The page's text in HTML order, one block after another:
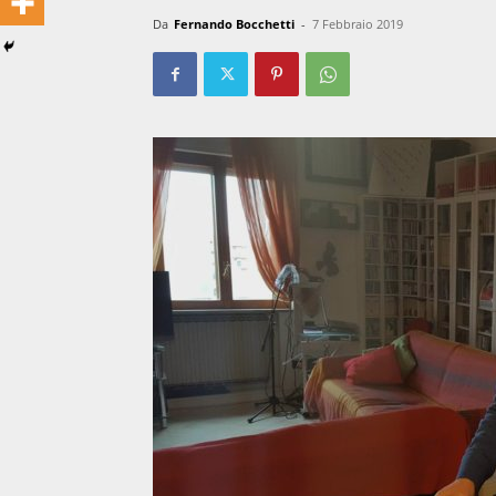
Da Fernando Bocchetti - 7 Febbraio 2019